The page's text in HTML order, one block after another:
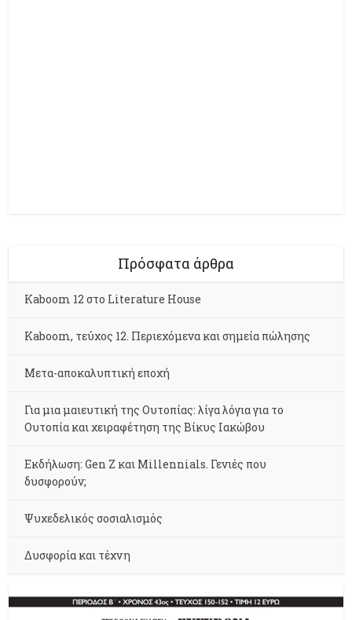
Πρόσφατα άρθρα
Kaboom 12 στο Literature House
Kaboom, τεύχος 12. Περιεχόμενα και σημεία πώλησης
Μετα-αποκαλυπτική εποχή
Για μια μαιευτική της Ουτοπίας: λίγα λόγια για το
Ουτοπία και χειραφέτηση της Βίκυς Ιακώβου
Εκδήλωση: Gen Z και Millennials. Γενιές που
δυσφορούν;
Ψυχεδελικός σοσιαλισμός
Δυσφορία και τέχνη